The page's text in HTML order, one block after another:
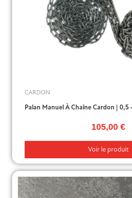
CARDON
Palan Manuel À Chaîne Cardon | 0,5
105,00 €
Voir le produit